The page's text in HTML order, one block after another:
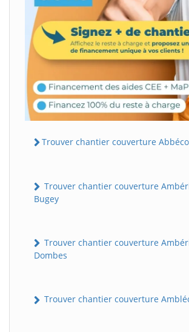
Trouver chantier couverture
Trouver chantier couverture
Bugey
Trouver chantier couverture
Dombes
Trouver chantier couverture